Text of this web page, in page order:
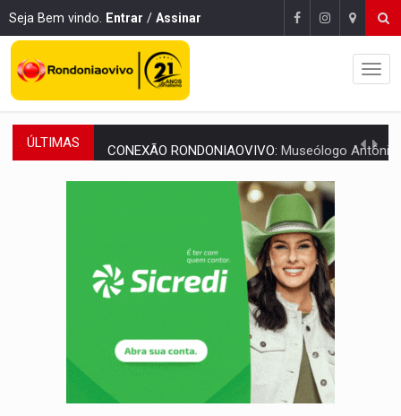
Seja Bem vindo. Entrar / Assinar
ÚLTIMAS CONEXÃO RONDONIAOVIVO: Museólogo Antônio Ocampo lança livro
ELEIÇÕES 2026:Patrimônio de candidata a deputada federal do PL salta R$ 1
Quadrilha é flagrada com cerca de 200 porções
BAIRRO TEIXEIRÃO: MPF cobra regularização fundiária da
SUCESSO NA ABERTURA:2ª Feira Rondônia Empreendedora segue no Espaço
Secretário da Seinfra de Porto Velho pede
SAÚDE INDÍGENA: Pirahã terão consultas e exames especializados durante
ECONOMIA: Dia dos pais deve movimentar R$ 8,5 bilhões e RO